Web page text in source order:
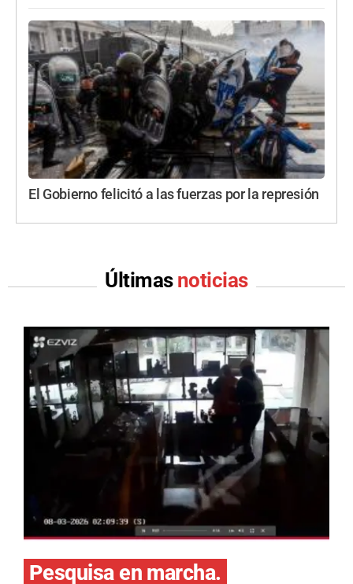
El Gobierno felicitó a las fuerzas por la represión
Últimas noticias
Pesquisa en marcha.